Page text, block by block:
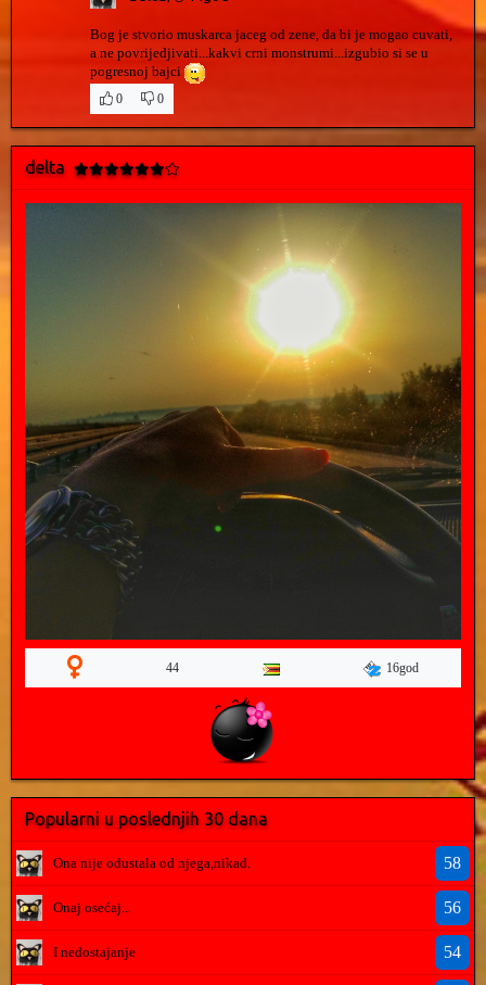
Bog je stvorio muskarca jaceg od zene, da bi je mogao cuvati,
a ne povrijedjivati...kakvi crni monstrumi...izgubio si se u
pogresnoj bajci
0
0
delta
44 16god
Popularni u poslednjih 30 dana
Ona nije odustala od njega,nikad. 58
Onaj osećaj... 56
I nedostajanje 54